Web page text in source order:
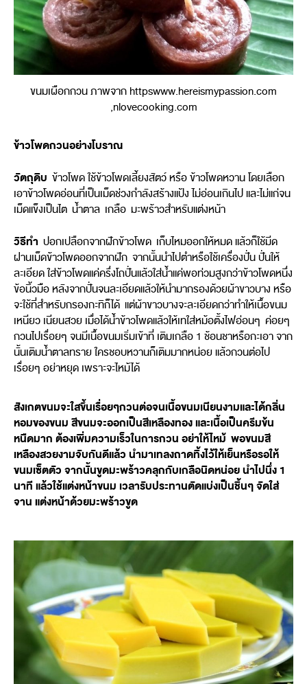
ขนมเผือกกวน ภาพจาก httpswww.hereismypassion.com
,nlovecooking.com
ข้าวโพดกวนอย่างโบราณ
วัตถุดิบ ข้าวโพด ใช้ข้าวโพดเลี้ยงสัตว์ หรือ ข้าวโพดหวาน โดยเลือก
เอาข้าวโพดอ่อนที่เป็นเม็ดช่วงกำลังสร้างแป้ง ไม่อ่อนเกินไป และไม่แก่จน
เม็ดแข็งเป็นไต น้ำตาล เกลือ มะพร้าวสำหรับแต่งหน้า
วิธีทำ ปอกเปลือกจากฝักข้าวโพด เก็บไหมออกให้หมด แล้วก็ใช้มีด
ฝานเม็ดข้าวโพดออกจากฝัก จากนั้นนำไปตำหรือใช้เครื่องปั่น ปั่นให้
ละเอียด ใส่ข้าวโพดแค่ครึ่งโถปั่นแล้วใส่น้ำแค่พอท่วมสูงกว่าข้าวโพดหนึ่ง
ข้อนิ้วมือ หลังจากปั่นจนละเอียดแล้วให้นำมากรองด้วยผ้าขาวบาง หรือ
จะใช้ที่สำหรับกรองกะทิก็ได้ แต่ผ้าขาวบางจะละเอียดกว่าทำให้เนื้อขนม
เหนียว เนียนสวย เมื่อได้น้ำข้าวโพดแล้วให้เทใส่หม้อตั้งไฟอ่อนๆ ค่อยๆ
กวนไปเรื่อยๆ จนมีเนื้อขนมเริ่มเข้าที่ เติมเกลือ 1 ช้อนชาหรือกะเอา จาก
นั้นเติมน้ำตาลทราย ใครชอบหวานก็เติมมากหน่อย แล้วกวนต่อไป
เรื่อยๆ อย่าหยุด เพราะจะไหม้ได้
สังเกตขนมจะใสขึ้นเรื่อยๆกวนต่อจนเนื้อขนมเนียนงามและได้กลิ่น
หอมของขนม สีขนมจะออกเป็นสีเหลืองทอง และเนื้อเป็นครีมข้น
หนืดมาก ต้องเพิ่มความเร็วในการกวน อย่าให้ไหม้ พอขนมสี
เหลืองสวยงามจับกันดีแล้ว นำมาเทลงถาดทิ้งไว้ให้เย็นหรือรอให้
ขนมเซ็ตตัว จากนั้นขูดมะพร้าวคลุกกับเกลือนิดหน่อย นำไปนึ่ง 1
นาที แล้วใช้แต่งหน้าขนม เวลารับประทานตัดแบ่งเป็นชิ้นๆ จัดใส่
จาน แต่งหน้าด้วยมะพร้าวขูด